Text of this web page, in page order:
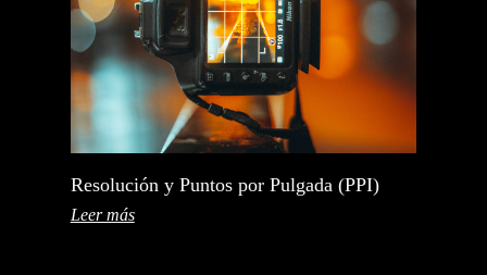
Resolución y Puntos por Pulgada (PPI)
Leer más